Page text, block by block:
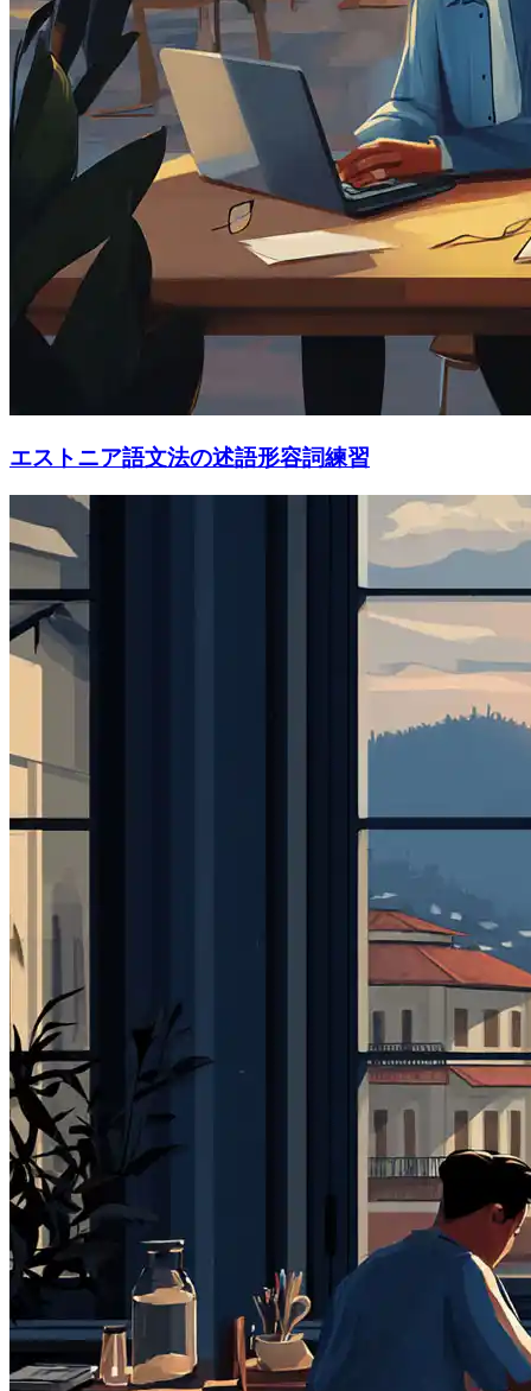
エストニア語文法の述語形容詞練習